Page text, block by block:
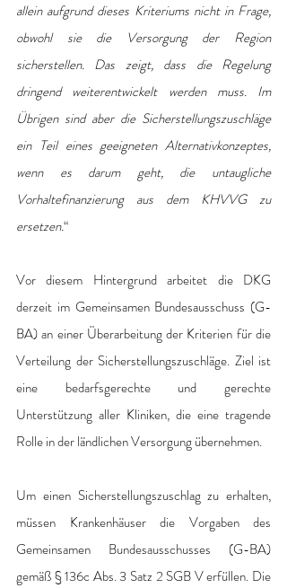
allein aufgrund dieses Kriteriums nicht in Frage,
obwohl sie die Versorgung der Region
sicherstellen. Das zeigt, dass die Regelung
dringend weiterentwickelt werden muss. Im
Übrigen sind aber die Sicherstellungszuschläge
ein Teil eines geeigneten Alternativkonzeptes,
wenn es darum geht, die untaugliche
Vorhaltefinanzierung aus dem KHVVG zu
ersetzen.“
Vor diesem Hintergrund arbeitet die DKG
derzeit im Gemeinsamen Bundesausschuss (G-
BA) an einer Überarbeitung der Kriterien für die
Verteilung der Sicherstellungszuschläge. Ziel ist
eine bedarfsgerechte und gerechte
Unterstützung aller Kliniken, die eine tragende
Rolle in der ländlichen Versorgung übernehmen.
Um einen Sicherstellungszuschlag zu erhalten,
müssen Krankenhäuser die Vorgaben des
Gemeinsamen Bundesausschusses (G-BA)
gemäß § 136c Abs. 3 Satz 2 SGB V erfüllen. Die